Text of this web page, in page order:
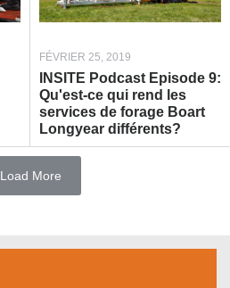
FÉVRIER 25, 2019
INSITE Podcast Episode 9:
Qu'est-ce qui rend les
services de forage Boart
Longyear différents?
Load More